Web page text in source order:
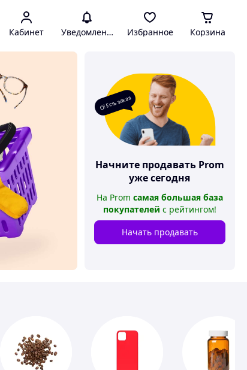
Кабинет Уведомления Избранное Корзина
О! Есть заказ
Начните продавать Prom
уже сегодня
На Prom самая большая база
покупателей с рейтингом!
Начать продавать